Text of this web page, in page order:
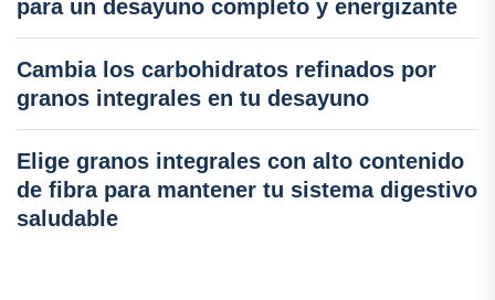
para un desayuno completo y energizante
Cambia los carbohidratos refinados por
granos integrales en tu desayuno
Elige granos integrales con alto contenido
de fibra para mantener tu sistema digestivo
saludable